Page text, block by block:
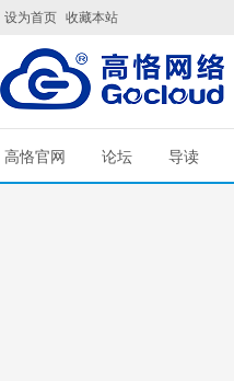
设为首页 收藏本站
高恪官网 论坛 导读